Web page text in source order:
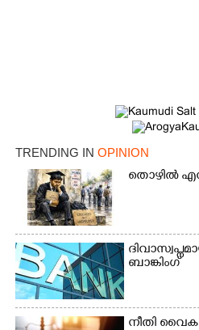
TRENDING IN OPINION
തൊഴിൽ
ബാങ്കിംഗ്
നീതി